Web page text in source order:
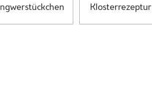
Ingwerstückchen
Klosterrezeptur